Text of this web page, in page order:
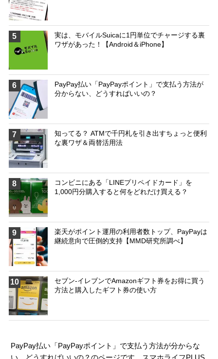
5
実は、モバイルSuicaに1円単位でチャージする裏
ワザがあった！【Android＆iPhone】
6
PayPay払い「PayPayポイント」で支払う方法が
分からない、どうすればいいの？
7
知ってる？ ATMで千円札を引き出すちょっと便利
な裏ワザ＆両替活用法
8
コンビニにある「LINEプリペイドカード」を
1,000円分購入すると何をどれだけ買える？
9
楽天がポイント運用の利用者数トップ、PayPayは
継続意向で圧倒的支持【MMD研究所調べ】
10
セブン-イレブンでAmazonギフト券をお得に買う
方法と購入したギフト券の使い方
PayPay払い「PayPayポイント」で支払う方法が分からな